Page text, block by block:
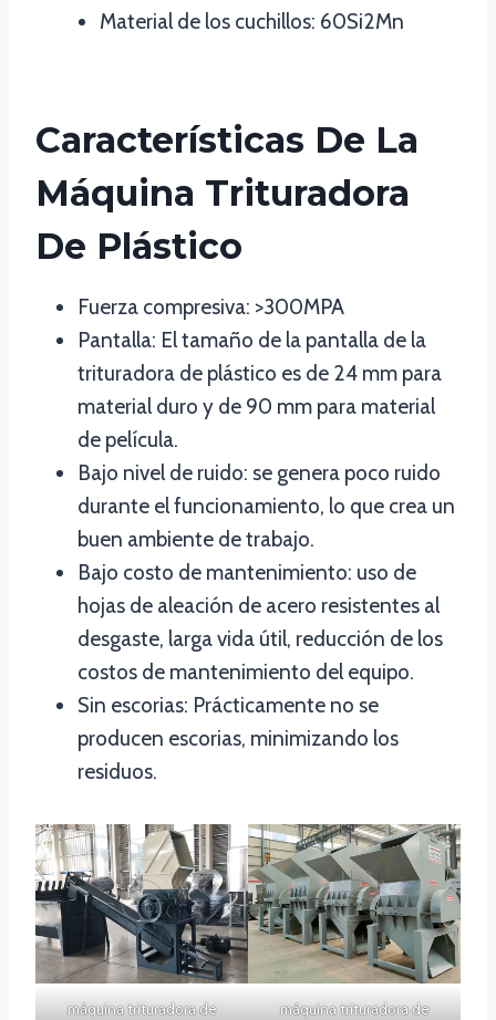
Material de los cuchillos: 60Si2Mn
Características De La
Máquina Trituradora
De Plástico
Fuerza compresiva: >300MPA
Pantalla: El tamaño de la pantalla de la
trituradora de plástico es de 24 mm para
material duro y de 90 mm para material
de película.
Bajo nivel de ruido: se genera poco ruido
durante el funcionamiento, lo que crea un
buen ambiente de trabajo.
Bajo costo de mantenimiento: uso de
hojas de aleación de acero resistentes al
desgaste, larga vida útil, reducción de los
costos de mantenimiento del equipo.
Sin escorias: Prácticamente no se
producen escorias, minimizando los
residuos.
máquina trituradora de
máquina trituradora de